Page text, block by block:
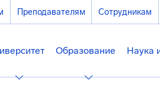
Преподавателям Сотрудникам
Образование Наука